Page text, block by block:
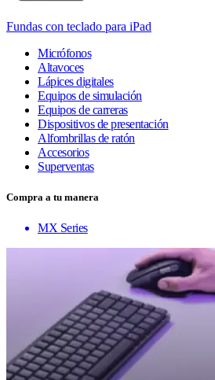
Fundas con teclado para iPad
Micrófonos
Altavoces
Lápices digitales
Equipos de simulación
Equipos de carreras
Dispositivos de presentación
Alfombrillas de ratón
Accesorios
Superventas
Compra a tu manera
MX Series